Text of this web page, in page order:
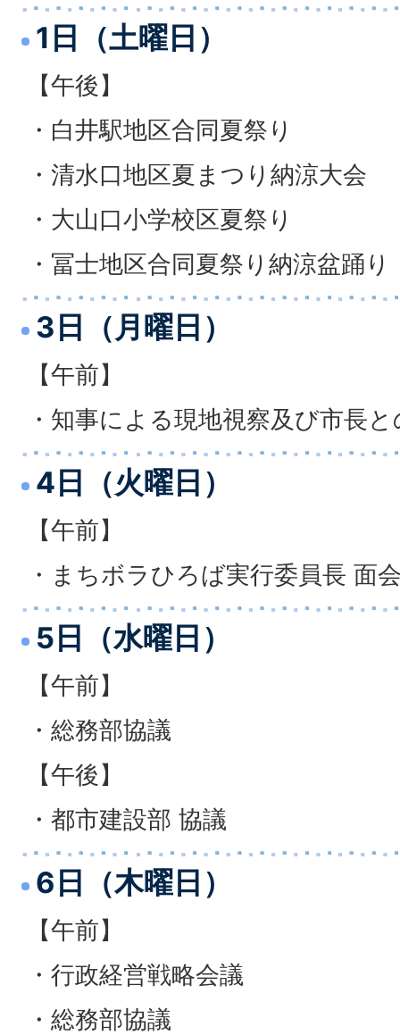
1日（土曜日）
【午後】
・白井駅地区合同夏祭り
・清水口地区夏まつり納涼大会
・大山口小学校区夏祭り
・冨士地区合同夏祭り納涼盆踊り
3日（月曜日）
【午前】
・知事による現地視察及び市長
4日（火曜日）
【午前】
・まちボラひろば実行委員長 面
5日（水曜日）
【午前】
・総務部協議
【午後】
・都市建設部 協議
6日（木曜日）
【午前】
・行政経営戦略会議
・総務部協議